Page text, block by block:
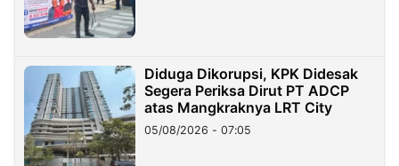
Diduga Dikorupsi, KPK Didesak
Segera Periksa Dirut PT ADCP
atas Mangkraknya LRT City
05/08/2026 - 07:05